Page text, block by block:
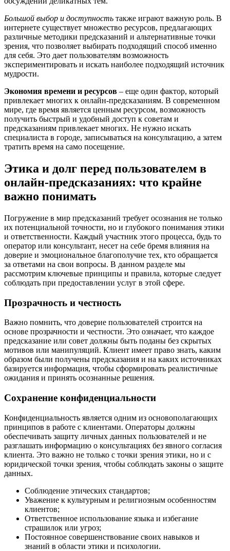
Большой выбор и доступность также играют важную роль. В
интернете существует множество ресурсов, предлагающих
различные методики предсказаний и альтернативные точки
зрения, что позволяет выбирать подходящий способ именно
для себя. Это дает пользователям возможность
экспериментировать и искать наиболее подходящий источник
мудрости.
Экономия времени и ресурсов – еще один фактор, который
привлекает многих к онлайн-предсказаниям. В современном
мире, где время является ценным ресурсом, возможность
получить быстрый и удобный доступ к советам и
предсказаниям привлекает многих. Не нужно искать
специалиста в городе, записываться на консультацию, а затем
тратить время на само посещение.
Этика и долг перед пользователем в
онлайн-предсказаниях: что крайне
важно понимать
Погружение в мир предсказаний требует осознания не только
их потенциальной точности, но и глубокого понимания этики
и ответственности. Каждый участник этого процесса, будь то
оператор или консультант, несет на себе бремя влияния на
доверие и эмоциональное благополучие тех, кто обращается
за ответами на свои вопросы. В данном разделе мы
рассмотрим ключевые принципы и правила, которые следует
соблюдать при предоставлении услуг в этой сфере.
Прозрачность и честность
Важно помнить, что доверие пользователей строится на
основе прозрачности и честности. Это означает, что каждое
предсказание или совет должны быть поданы без скрытых
мотивов или манипуляций. Клиент имеет право знать, каким
образом были получены предсказания и на каких источниках
базируется информация, чтобы сформировать реалистичные
ожидания и принять осознанные решения.
Сохранение конфиденциальности
Конфиденциальность является одним из основополагающих
принципов в работе с клиентами. Операторы должны
обеспечивать защиту личных данных пользователей и не
разглашать информацию о консультациях без явного согласия
клиента. Это важно не только с точки зрения этики, но и с
юридической точки зрения, чтобы соблюдать законы о защите
данных.
Соблюдение этических стандартов;
Уважение к культурным и религиозным особенностям
клиентов;
Ответственное использование языка и избегание
страшилок или угроз;
Постоянное совершенствование своих навыков и
знаний в области этики и психологии.